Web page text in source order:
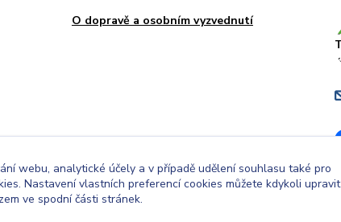
O dopravě a osobním vyzvednutí
webu, analytické účely a v případě udělení souhlasu také pro
Nastavení vlastních preferencí cookies můžete kdykoli upravit
ve spodní části stránek.